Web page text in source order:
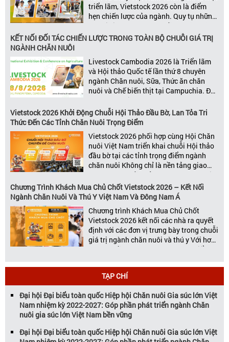
triển lãm, Vietstock 2026 còn là điểm
hẹn chiến lược của ngành. Quy tụ những
đơn vị kinh doanh hàng đầu, những lãnh
đạo và nhà cung cấp trong chuỗi giá
trị ngành, Vietstock mang đến nền tảng
giá trị […]
KẾT NỐI ĐỐI TÁC CHIẾN LƯỢC TRONG TOÀN BỘ CHUỖI GIÁ TRỊ
NGÀNH CHĂN NUÔI
Livestock Cambodia 2026 là Triển lãm
và Hội thảo Quốc tế lần thứ 8 chuyên
ngành Chăn nuôi, Sữa, Thức ăn chăn
nuôi và Chế biến thịt tại Campuchia. Đây
được đánh giá là một trong những sự
kiện thương mại thường niên uy tín và
đáng chú ý nhất của ngành nông nghiệp
– chăn […]
Vietstock 2026 Khởi Động Chuỗi Hội Thảo Đầu Bờ, Lan Tỏa Tri
Thức Đến Các Tỉnh Chăn Nuôi Trọng Điểm
Vietstock 2026 phối hợp cùng Hội Chăn
nuôi Việt Nam triển khai chuỗi Hội thảo
đầu bờ tại các tỉnh trọng điểm ngành
chăn nuôi Không chỉ là nền tảng giao
thương hàng đầu của ngành chăn nuôi
và thú y, Vietstock còn là triển lãm duy
nhất tại Việt Nam tổ chức thường niên
Chương Trình Khách Mua Chủ Chốt Vietstock 2026 – Kết Nối
Ngành Chăn Nuôi Và Thú Y Việt Nam Và Đông Nam Á
Chương trình Khách Mua Chủ Chốt
Vietstock 2026 kết nối các nhà ra quyết
định với các đơn vị trưng bày trong chuỗi
giá trị ngành chăn nuôi và thú y Với hơn
20 năm đồng hành cùng sự phát triển
Vietstock đã khẳng định vị thế là triển […]
TẠP CHÍ
Đại hội Đại biểu toàn quốc Hiệp hội Chăn nuôi Gia súc lớn Việt
Nam nhiệm kỳ 2022-2027: Góp phần phát triển ngành Chăn
nuôi gia súc lớn Việt Nam bền vững
Đại hội Đại biểu toàn quốc Hiệp hội Chăn nuôi Gia súc lớn Việt